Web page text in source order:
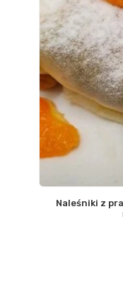
Naleśniki z